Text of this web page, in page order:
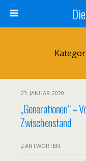
23. JANUAR 2020
„Generationen“ –
Zwischenstand
2 ANTWORTEN